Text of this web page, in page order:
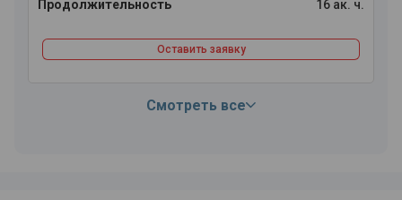
16 ак. ч.
Оставить заявку
Смотреть все